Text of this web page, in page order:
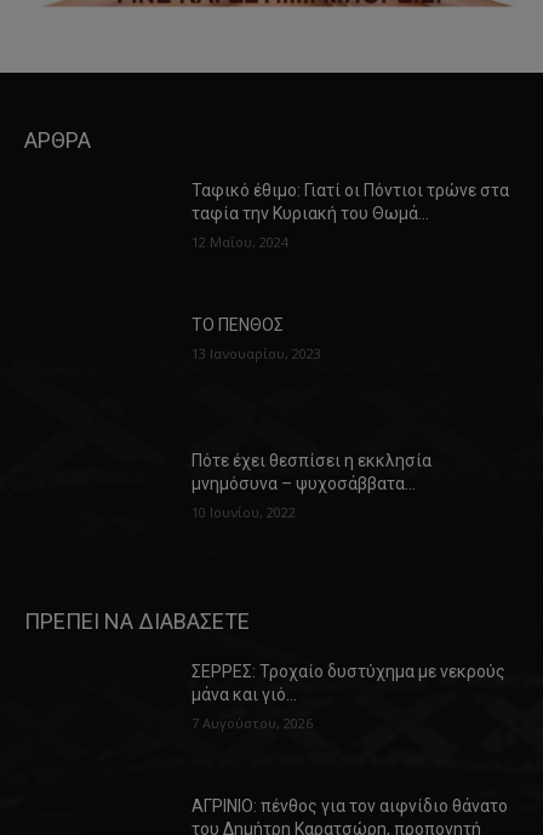
ΑΡΘΡΑ
Ταφικό έθιμο: Γιατί οι Πόντιοι τρώνε στα
ταφία την Κυριακή του Θωμά…
12 Μαΐου, 2024
ΤΟ ΠΕΝΘΟΣ
13 Ιανουαρίου, 2023
Πότε έχει θεσπίσει η εκκλησία
μνημόσυνα – ψυχοσάββατα…
10 Ιουνίου, 2022
ΠΡΕΠΕΙ ΝΑ ΔΙΑΒΑΣΕΤΕ
ΣΕΡΡΕΣ: Τροχαίο δυστύχημα με νεκρούς
μάνα και γιό…
7 Αυγούστου, 2026
ΑΓΡΙΝΙΟ: πένθος για τον αιφνίδιο θάνατο
του Δημήτρη Καρατσώρη, προπονητή